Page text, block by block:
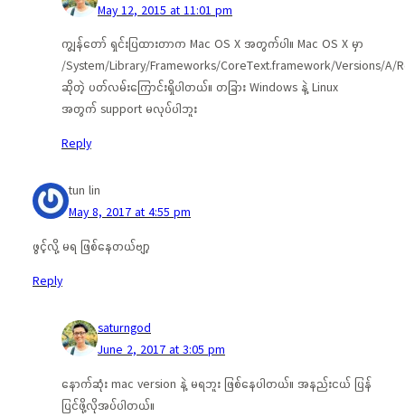
May 12, 2015 at 11:01 pm
ကျွန်တော် ရှင်းပြထားတာက Mac OS X အတွက်ပါ။ Mac OS X မှာ
/System/Library/Frameworks/CoreText.framework/Versions/A/
ဆိုတဲ့ ပတ်လမ်းကြောင်းရှိပါတယ်။ တခြား Windows နဲ့ Linux
အတွက် support မလုပ်ပါဘူး
Reply
tun lin
May 8, 2017 at 4:55 pm
ဖွင့်လို့ မရ ဖြစ်နေတယ်ဗျာ့
Reply
saturngod
June 2, 2017 at 3:05 pm
နောက်ဆုံး mac version နဲ့ မရဘူး ဖြစ်နေပါတယ်။ အနည်းငယ် ပြန်
ပြင်ဖို့လိုအပ်ပါတယ်။